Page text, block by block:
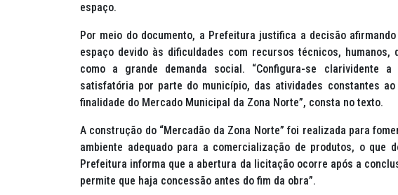
espaço.
Por meio do documento, a Prefeitura justifica a decisão
espaço devido às dificuldades com recursos técnicos, humanos,
como a grande demanda social. “Configura-se clarividente
satisfatória por parte do município, das atividades constantes
finalidade do Mercado Municipal da Zona Norte”, consta no texto.
A construção do “Mercadão da Zona Norte” foi realizada para
ambiente adequado para a comercialização de produtos, o que
Prefeitura informa que a abertura da licitação ocorre após a
permite que haja concessão antes do fim da obra”.